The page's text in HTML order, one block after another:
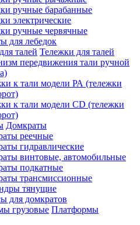
ручные барабанные
электрические
ручные червячные
для лебедок
Тележки для талей
передвижения тали ручной
к тали модели РА (тележки
к тали модели CD (тележки
Домкраты
реечные
гидравлические
винтовые, автомобильные
подкатные
трансмиссионные
тянущие
для домкратов
Платформы